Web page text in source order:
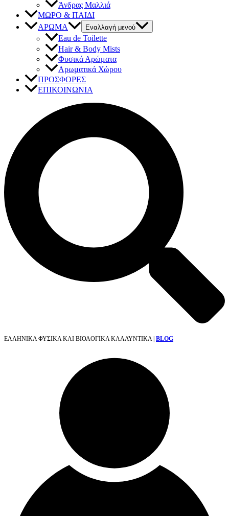
Άνδρας Μαλλιά
ΜΩΡΟ & ΠΑΙΔΙ
ΑΡΩΜΑ
Εναλλαγή μενού
Eau de Toilette
Hair & Body Mists
Φυσικά Αρώματα
Αρωματικά Χώρου
ΠΡΟΣΦΟΡΕΣ
ΕΠΙΚΟΙΝΩΝΙΑ
ΕΛΛΗΝΙΚΑ ΦΥΣΙΚΑ ΚΑΙ ΒΙΟΛΟΓΙΚΑ ΚΑΛΛΥΝΤΙΚΑ | BLOG